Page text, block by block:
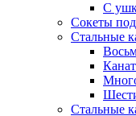
С
Сокеты
Стальные
Стальные